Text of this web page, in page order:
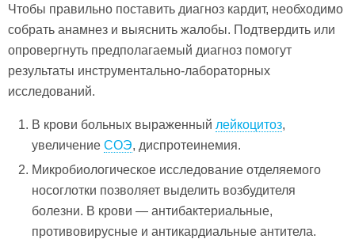
Чтобы правильно поставить диагноз кардит, необходимо
собрать анамнез и выяснить жалобы. Подтвердить или
опровергнуть предполагаемый диагноз помогут
результаты инструментально-лабораторных
исследований.
В крови больных выраженный лейкоцитоз,
увеличениеСОЭ, диспротеинемия.
Микробиологическое исследование отделяемого
носоглотки позволяет выделить возбудителя
болезни. В крови — антибактериальные,
противовирусные и антикардиальные антитела.